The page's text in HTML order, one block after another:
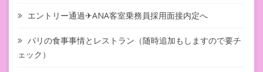
エントリー通過✈ANA客室乗務員採用面接内定へ
パリの食事事情とレストラン（随時追加もしますので要チ
ェック）